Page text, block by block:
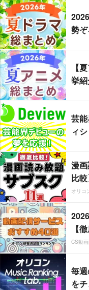
勢ぞ
【
挙紹
芸
ィ
漫
比較
オリコ
【
CS動
毎
を